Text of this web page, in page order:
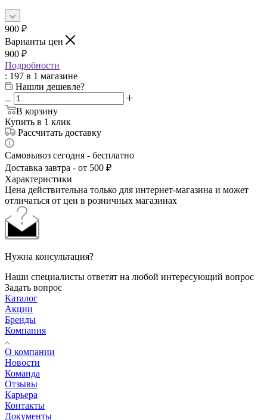
900 ₽
Варианты цен
900 ₽
Подробности
: 197 в 1 магазине
Нашли дешевле?
В корзину
Купить в 1 клик
Рассчитать доставку
Самовывоз сегодня - бесплатно
Доставка завтра - от 500 ₽
Характеристики
Цена действительна только для интернет-магазина и может
отличаться от цен в розничных магазинах
Нужна консультация?
Наши специалисты ответят на любой интересующий вопрос
Задать вопрос
Каталог
Акции
Бренды
Компания
О компании
Новости
Команда
Отзывы
Карьера
Контакты
Документы